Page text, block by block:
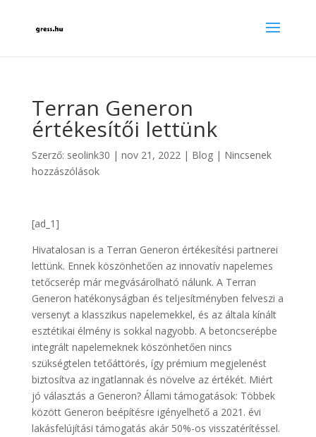
Terran Generon
értékesítői lettünk
Szerző: seolink30 | nov 21, 2022| Blog| Nincsenek
hozzászólások
[ad_1]
Hivatalosan is a Terran Generon értékesítési partnerei
lettünk. Ennek köszönhetően az innovatív napelemes
tetőcserép már megvásárolható nálunk. A Terran
Generon hatékonyságban és teljesítményben felveszi a
versenyt a klasszikus napelemekkel, és az általa kínált
esztétikai élmény is sokkal nagyobb. A betoncserépbe
integrált napelemeknek köszönhetően nincs
szükségtelen tetőáttörés, így prémium megjelenést
biztosítva az ingatlannak és növelve az értékét. Miért
jó választás a Generon? Állami támogatások: Többek
között Generon beépítésre igényelhető a 2021. évi
lakásfelújítási támogatás akár 50%-os visszatérítéssel.